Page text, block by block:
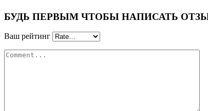
БУДЬ ПЕРВЫМ ЧТОБЫ НАПИСАТЬ ОТЗЫВ
Ваш рейтинг